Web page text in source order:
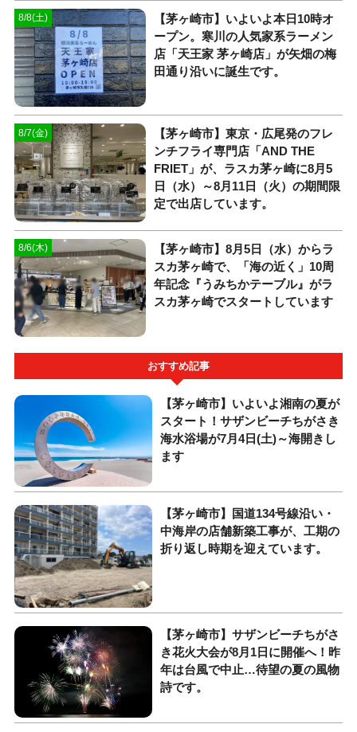
8/8(土)
【茅ヶ崎市】いよいよ本日10時オ
ープン。寒川の人気家系ラーメン
店「天王家 茅ヶ崎店」が矢畑の梅
田通り沿いに誕生です。
8/7(金)
【茅ヶ崎市】東京・広尾発のフレ
ンチフライ専門店「AND THE
FRIET」が、ラスカ茅ヶ崎に8月5
日（水）～8月11日（火）の期間限
定で出店しています。
8/6(木)
【茅ヶ崎市】8月5日（水）からラ
スカ茅ヶ崎で、「海の近く」10周
年記念『うみちかテーブル』がラ
スカ茅ヶ崎でスタートしています
おすすめ記事
【茅ヶ崎市】いよいよ湘南の夏が
スタート！サザンビーチちがさき
海水浴場が7月4日(土)～海開きし
ます
【茅ヶ崎市】国道134号線沿い・
中海岸の店舗新築工事が、工期の
折り返し時期を迎えています。
【茅ヶ崎市】サザンビーチちがさ
き花火大会が8月1日に開催へ！昨
年は台風で中止…待望の夏の風物
詩です。